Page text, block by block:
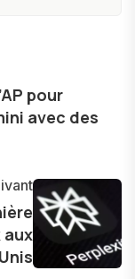
à
de la
et à
pour
avec des